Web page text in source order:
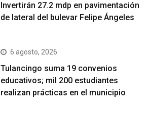
Invertirán 27.2 mdp en pavimentación
de lateral del bulevar Felipe Ángeles
6 agosto, 2026
Tulancingo suma 19 convenios
educativos; mil 200 estudiantes
realizan prácticas en el municipio